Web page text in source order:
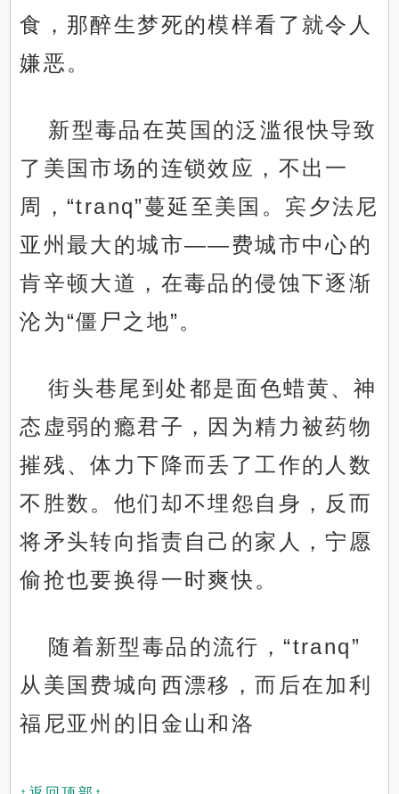
食，那醉生梦死的模样看了就令人
嫌恶。
新型毒品在英国的泛滥很快导致
了美国市场的连锁效应，不出一
周，“tranq”蔓延至美国。宾夕法尼
亚州最大的城市——费城市中心的
肯辛顿大道，在毒品的侵蚀下逐渐
沦为“僵尸之地”。
街头巷尾到处都是面色蜡黄、神
态虚弱的瘾君子，因为精力被药物
摧残、体力下降而丢了工作的人数
不胜数。他们却不埋怨自身，反而
将矛头转向指责自己的家人，宁愿
偷抢也要换得一时爽快。
随着新型毒品的流行，“tranq”
从美国费城向西漂移，而后在加利
福尼亚州的旧金山和洛